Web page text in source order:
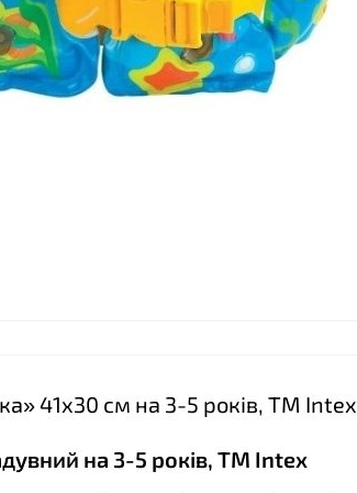
41x30 см на 3-5 років, ТМ Intex
на 3-5 років, ТМ Intex